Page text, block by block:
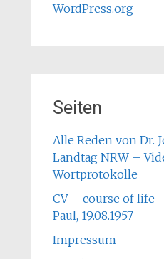
WordPress.org
Seiten
Alle Reden von Dr.
Landtag NRW –
Wortprotokolle
CV – course of life
Paul, 19.08.1957
Impressum